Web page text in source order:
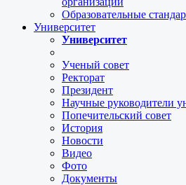
Образовательные
Университет
Университет
Ученый совет
Ректорат
Президент
Научные руководители
Попечительский совет
История
Новости
Видео
Фото
Документы